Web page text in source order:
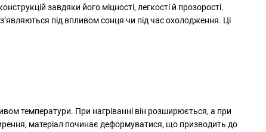
завдяки його міцності, легкості й прозорості.
під впливом сонця чи під час охолодження. Ці
температури. При нагріванні він розширюється, а при
матеріал починає деформуватися, що призводить до